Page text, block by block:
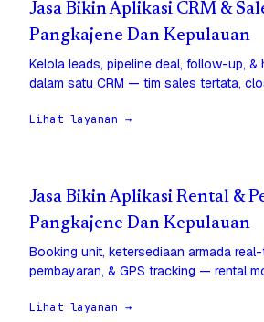
Jasa Bikin Aplikasi CRM &
Pangkajene Dan Kepulauan
Kelola leads, pipeline deal, follow-up, &
dalam satu CRM — tim sales tertata,
Lihat layanan →
Jasa Bikin Aplikasi Rental &
Pangkajene Dan Kepulauan
Booking unit, ketersediaan armada
pembayaran, & GPS tracking — rental
Lihat layanan →